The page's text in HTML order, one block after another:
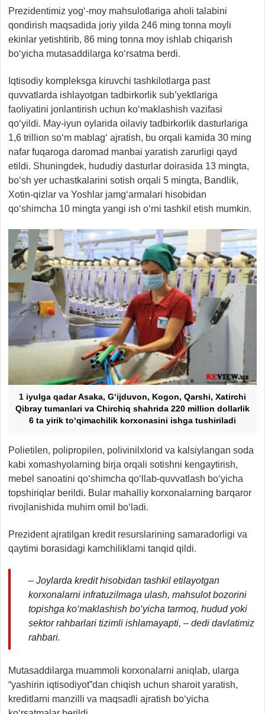
Prezidentimiz yog‘-moy mahsulotlariga aholi talabini
qondirish maqsadida joriy yilda 246 ming tonna moyli
ekinlar yetishtirib, 86 ming tonna moy ishlab chiqarish
bo‘yicha mutasaddilarga ko‘rsatma berdi.
Iqtisodiy kompleksga kiruvchi tashkilotlarga past
quvvatlarda ishlayotgan tadbirkorlik sub’yektlariga
faoliyatini jonlantirish uchun ko‘maklashish vazifasi
qo‘yildi. May-iyun oylarida oilaviy tadbirkorlik dasturlariga
1,6 trillion so‘m mablag‘ ajratish, bu orqali kamida 30 ming
nafar fuqaroga daromad manbai yaratish zarurligi qayd
etildi. Shuningdek, hududiy dasturlar doirasida 13 mingta,
bo‘sh yer uchastkalarini sotish orqali 5 mingta, Bandlik,
Xotin-qizlar va Yoshlar jamg‘armalari hisobidan
qo‘shimcha 10 mingta yangi ish o‘rni tashkil etish mumkin.
1 iyulga qadar Asaka, G‘ijduvon, Kogon, Qarshi, Xatirchi
Qibray tumanlari va Chirchiq shahrida 220 million dollarlik
6 ta yirik to‘qimachilik korxonasini ishga tushiriladi
Polietilen, polipropilen, polivinilxlorid va kalsiylangan soda
kabi xomashyolarning birja orqali sotishni kengaytirish,
mebel sanoatini qo‘shimcha qo‘llab-quvvatlash bo‘yicha
topshiriqlar berildi. Bular mahalliy korxonalarning barqaror
rivojlanishida muhim omil bo‘ladi.
Prezident ajratilgan kredit resurslarining samaradorligi va
qaytimi borasidagi kamchiliklarni tanqid qildi.
– Joylarda kredit hisobidan tashkil etilayotgan
korxonalarni infratuzilmaga ulash, mahsulot bozorini
topishga ko‘maklashish bo‘yicha tarmoq, hudud yoki
sektor rahbarlari tizimli ishlamayapti, – dedi davlatimiz
rahbari.
Mutasaddilarga muammoli korxonalarni aniqlab, ularga
“yashirin iqtisodiyot”dan chiqish uchun sharoit yaratish,
kreditlarni manzilli va maqsadli ajratish bo‘yicha